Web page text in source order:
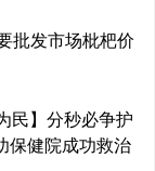
批发市场枇杷价
民】分秒必争护
健院成功救治